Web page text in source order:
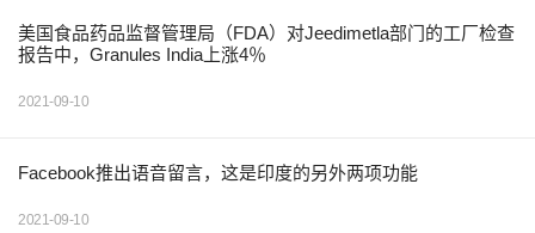
美国食品药品监督管理局（FDA）对Jeedimetla部门的工厂检查
报告中，Granules India上涨4％
2021-09-10
Facebook推出语音留言，这是印度的另外两项功能
2021-09-10